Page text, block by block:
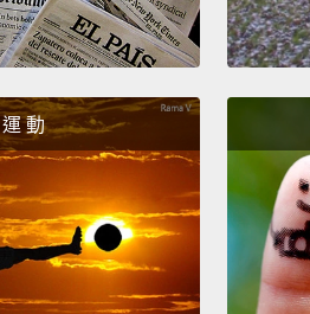
everyday items. The
it, from something quite
really just funny.
這裡有大量的博物館，最有趣的
就是失戀博物館。這間博物館
決定嘗試收集已變質愛情所遺留
只會看到稀鬆平常的日用品。
的情感到單純很搞笑的物品都有
運 動